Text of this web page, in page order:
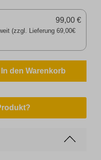
(zzgl. Lieferung 69,00€
99,00 €
In den Warenkorb